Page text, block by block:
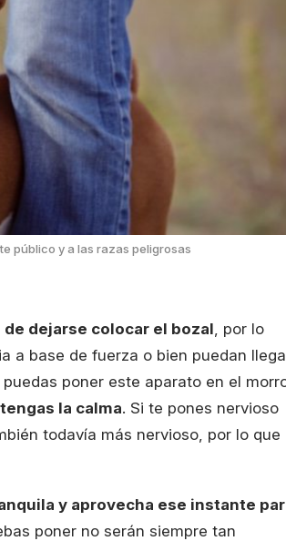
público y a las razas peligrosas
dejarse colocar el bozal, por lo
a base de fuerza o bien puedan
poner este aparato en el
la calma. Si te pones nervioso
todavía más nervioso, por lo que
y aprovecha ese instante
poner no serán siempre tan